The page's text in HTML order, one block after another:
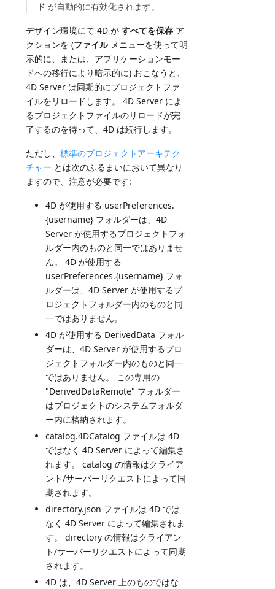
ド が自動的に有効化されます。
デザイン環境にて 4D がすべてを保存 ア
クションを (ファイルメニューを使って明
示的に、または、アプリケーションモー
ドへの移行により暗示的に) おこなうと、
4D Server は同期的にプロジェクトファ
イルをリロードします。 4D Server によ
るプロジェクトファイルのリロードが完
了するのを待って、4D は続行します。
ただし、標準のプロジェクトアーキテク
チャー とは次のふるまいにおいて異なり
ますので、注意が必要です:
4D が使用する userPreferences.
{username} フォルダーは、4D
Server が使用するプロジェクトフォ
ルダー内のものと同一ではありませ
ん。 4D が使用する
userPreferences.{username} フォ
ルダーは、4D Server が使用するプ
ロジェクトフォルダー内のものと同
一ではありません。
4D が使用する DerivedData フォル
ダーは、4D Server が使用するプロ
ジェクトフォルダー内のものと同一
ではありません。 この専用の
"DerivedDataRemote" フォルダー
はプロジェクトのシステムフォルダ
ー内に格納されます。
catalog.4DCatalog ファイルは 4D
ではなく 4D Server によって編集さ
れます。 catalog の情報はクライア
ント/サーバーリクエストによって同
期されます。
directory.json ファイルは 4D では
なく 4D Server によって編集されま
す。 directory の情報はクライアン
ト/サーバーリクエストによって同期
されます。
4D は、4D Server 上のものではな